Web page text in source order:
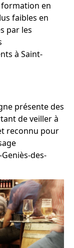
en
faibles en
par les
à Saint-
présente des
de veiller à
reconnu pour
des-